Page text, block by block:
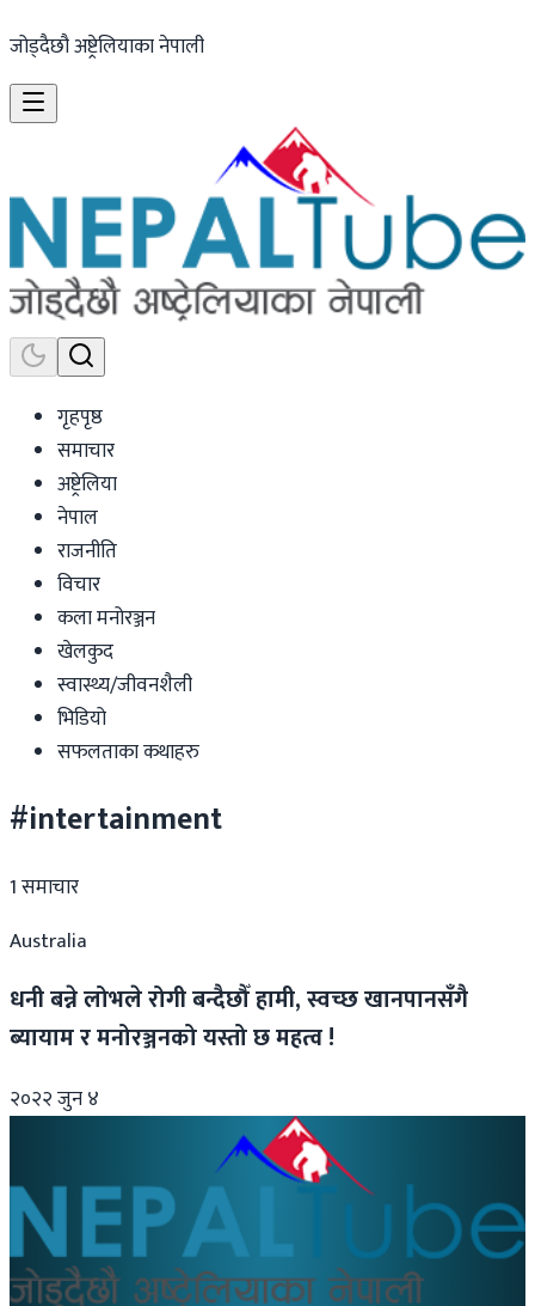
जोड्दैछौ अष्ट्रेलियाका नेपाली
गृहपृष्ठ
समाचार
अष्ट्रेलिया
नेपाल
राजनीति
विचार
कला मनोरञ्जन
खेलकुद
स्वास्थ्य/जीवनशैली
भिडियो
सफलताका कथाहरु
#intertainment
1समाचार
Australia
धनी बन्ने लोभले रोगी बन्दैछौँ हामी, स्वच्छ खानपानसँगै
ब्यायाम र मनोरञ्जनको यस्तो छ महत्व !
२०२२ जुन ४